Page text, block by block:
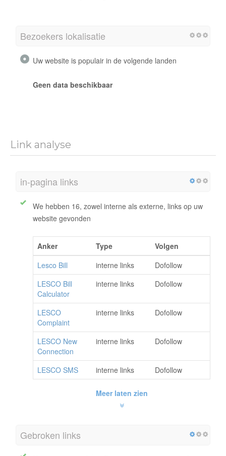
Bezoekers lokalisatie
Uw website is populair in de volgende landen
Geen data beschikbaar
Link analyse
in-pagina links
We hebben 16, zowel interne als externe, links op uw
website gevonden
Anker Type
Volgen
Lesco Bill
interne links
Dofollow
LESCO Bill
Calculator
interne links Dofollow
LESCO
Complaint
interne links Dofollow
LESCO New
Connection
interne links Dofollow
LESCO SMS interne links Dofollow
Meer laten zien
Gebroken links